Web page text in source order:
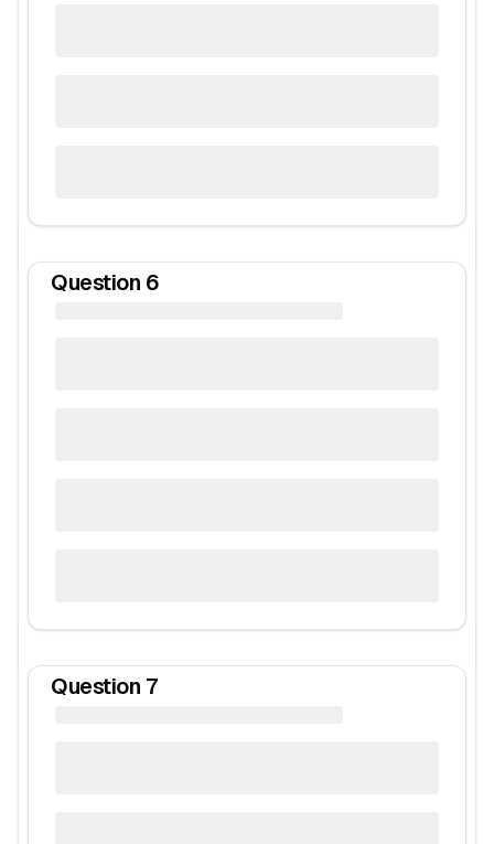
Question 6
Question 7